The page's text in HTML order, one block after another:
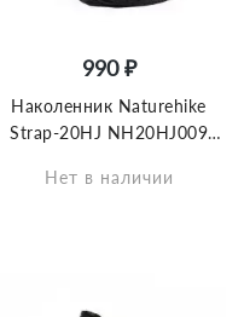
990 ₽
Наколенник Naturehike
Strap-20HJ NH20HJ009
защита сухожилия женский
Нет в наличии